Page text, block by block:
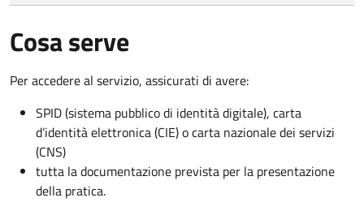
Cosa serve
Per accedere al servizio, assicurati di avere:
SPID (sistema pubblico di identità digitale), carta
d’identità elettronica (CIE) o carta nazionale dei servizi
(CNS)
tutta la documentazione prevista per la presentazione
della pratica.